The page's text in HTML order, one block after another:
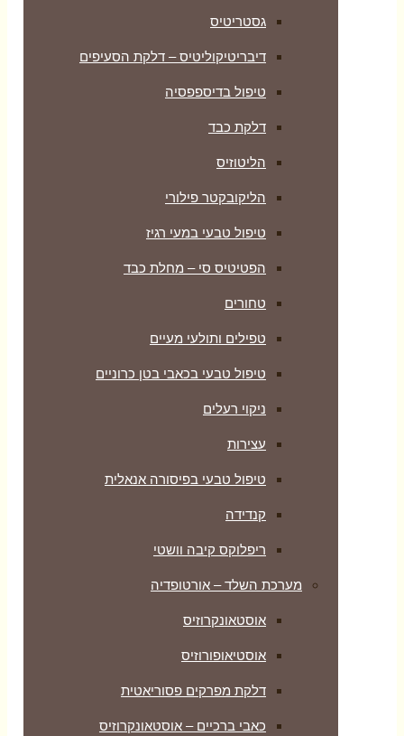
גסטריטיס
דיבריטיקוליטיס – דלקת הסעיפים
טיפול בדיספפסיה
דלקת כבד
הליטוזיס
הליקובקטר פילורי
טיפול טבעי במעי רגיז
הפטיטיס סי – מחלת כבד
טחורים
טפילים ותולעי מעיים
טיפול טבעי בכאבי בטן כרוניים
ניקוי רעלים
עצירות
טיפול טבעי בפיסורה אנאלית
קנדידה
ריפלוקס קיבה וושטי
מערכת השלד – אורטופדיה
אוסטאונקרוזיס
אוסטיאופורוזיס
דלקת מפרקים פסוריאטית
כאבי ברכיים – אוסטאונקרוזיס